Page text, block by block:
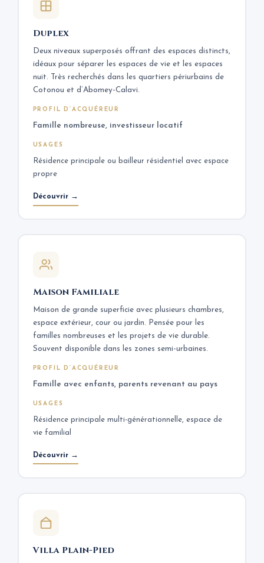
Duplex
Deux niveaux superposés offrant des espaces distincts,
idéaux pour séparer les espaces de vie et les espaces
nuit. Très recherchés dans les quartiers périurbains de
Cotonou et d’Abomey-Calavi.
PROFIL D’ACQUÉREUR
Famille nombreuse, investisseur locatif
USAGES
Résidence principale ou bailleur résidentiel avec espace
propre
Découvrir →
Maison Familiale
Maison de grande superficie avec plusieurs chambres,
espace extérieur, cour ou jardin. Pensée pour les
familles nombreuses et les projets de vie durable.
Souvent disponible dans les zones semi-urbaines.
PROFIL D’ACQUÉREUR
Famille avec enfants, parents revenant au pays
USAGES
Résidence principale multi-générationnelle, espace de
vie familial
Découvrir →
Villa Plain-Pied